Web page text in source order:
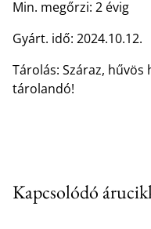
Min. megőrzi: 2 évig
Gyárt. idő: 2024.10.12.
Tárolás: Száraz,
tárolandó!
Kapcsolódó